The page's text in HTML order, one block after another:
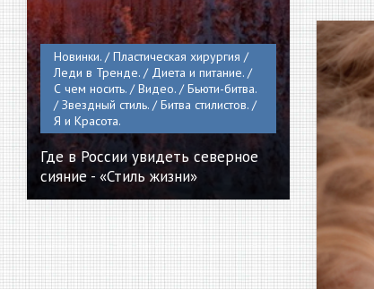
Новинки. / Пластическая хирургия /
Леди в Тренде. / Диета и питание. /
С чем носить. / Видео. / Бьюти-битва.
/ Звездный стиль. / Битва стилистов. /
Я и Красота.
Где в России увидеть северное
сияние - «Стиль жизни»